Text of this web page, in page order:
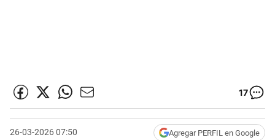
17
26-03-2026 07:50 Agregar PERFIL en Google